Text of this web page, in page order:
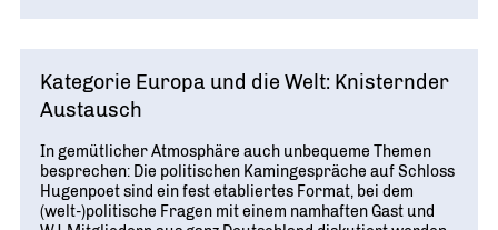
Kategorie Europa und die Welt: Knisternder
Austausch
In gemütlicher Atmosphäre auch unbequeme Themen
besprechen: Die politischen Kamingespräche auf Schloss
Hugenpoet sind ein fest etabliertes Format, bei dem
(welt-)politische Fragen mit einem namhaften Gast und